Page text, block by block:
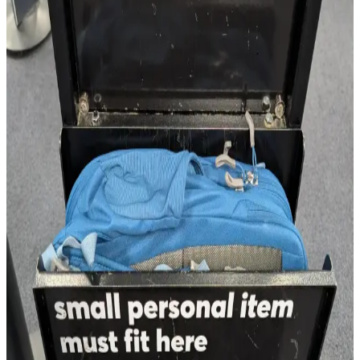
Packing Cubes Nedir ve Seyahatlerde Eşyaların
Düzenlenmesinde Nasıl Kullanılır
Packing cubes, seyahatlerde eşyaların düzenlenmesini sağlayan
küçük fermuarlı çantalardır. Kıyafetlerin karışmasını önler, yer
tasarrufu sağlar ve seyahat deneyimini kolaylaştırır.
Uçak Kabininde Bagaj Altında Oluşan Islaklık ve
Hijyen Sorunları ve Koruyucu Önlemler
Uçak kabininde koltuk altı bagaj alanında oluşan ıslaklık ve hijyen
problemleri, yolcuların karşılaştığı yaygın sorunlardır. Bu yazıda,
nedenleri, yolcu deneyimleri ve alınabilecek pratik hijyen önlemleri
ele alınmaktadır.
United 737-900 Uçuşlarında Able Carry Max EDC
Çantasının Dar Alanlarda Kullanımı ve Özellikleri
United 737-900 uçaklarında 21C koltuğun altına sığabilen Able
Carry Max EDC çantası, 26 litre kapasitesi ve dayanıklı
malzemesiyle dar alanlarda pratik taşıma çözümleri sunar. Çanta,
laptop taşıma kapasitesi ve esnek kullanım özellikleriyle öne çıkar.